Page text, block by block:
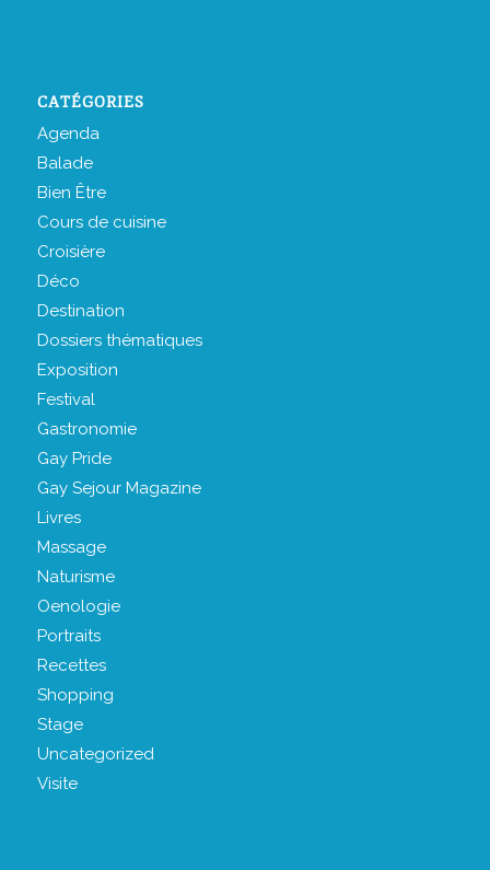
CATÉGORIES
Agenda
Balade
Bien Être
Cours de cuisine
Croisière
Déco
Destination
Dossiers thématiques
Exposition
Festival
Gastronomie
Gay Pride
Gay Sejour Magazine
Livres
Massage
Naturisme
Oenologie
Portraits
Recettes
Shopping
Stage
Uncategorized
Visite